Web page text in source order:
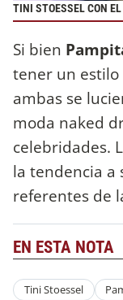
TINI STOESSEL CON
Si bien
tener un estilo
ambas se
moda naked
celebridades.
la tendencia a
referentes de
EN ESTA NOTA
Tini Stoessel